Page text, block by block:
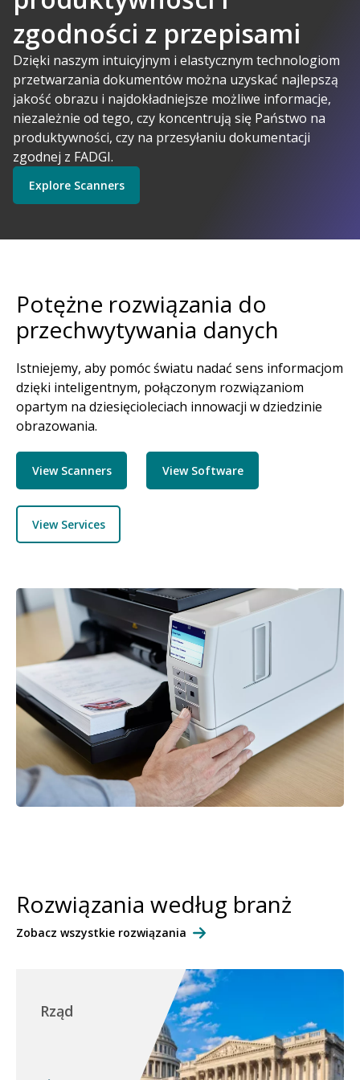
zgodności z przepisami
Dzięki naszym intuicyjnym i elastycznym technologiom
przetwarzania dokumentów można uzyskać najlepszą
jakość obrazu i najdokładniejsze możliwe informacje,
niezależnie od tego, czy koncentrują się Państwo na
produktywności, czy na przesyłaniu dokumentacji
zgodnej z FADGI.
Explore Scanners
A-Powered
Get Started
Kodak Alaris ma sens
Explore Software Explore Scanners
Explore Services
Potężne rozwiązania do
przechwytywania danych
Istniejemy, aby pomóc światu nadać sens informacjom
dzięki inteligentnym, połączonym rozwiązaniom
opartym na dziesięcioleciach innowacji w dziedzinie
obrazowania.
View Scanners View Software
View Services
Obraz
Rozwiązania według branż
Zobacz wszystkie rozwiązania
Rząd